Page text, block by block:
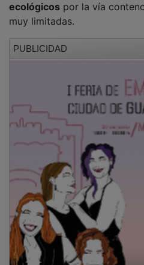
ecológicos por la vía
muy limitadas.
PUBLICIDAD